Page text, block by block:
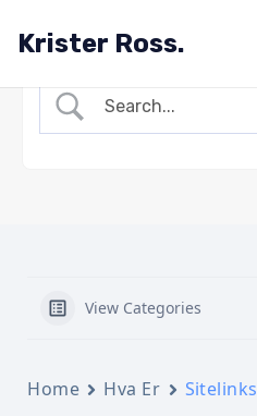
Krister Ross.
View Categories
Home Hva Er Sitelinks